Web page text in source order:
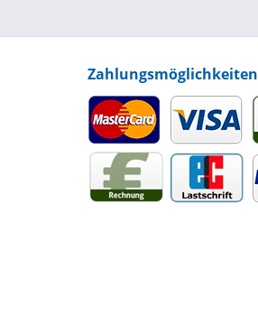
Zahlungsmöglichkeiten